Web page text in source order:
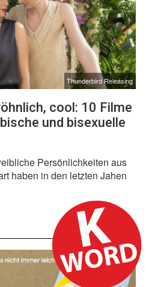
Thunderbird Releasing
cool: 10 Filme
und bisexuelle
Persönlichkeiten aus
haben in den letzten Jahen